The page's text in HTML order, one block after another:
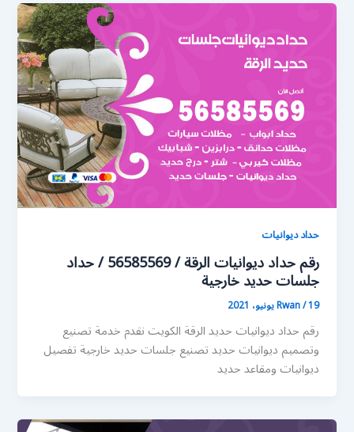
حداد ديوانيات
رقم حداد ديوانيات الرقة / 56585569 / حداد
جلسات حديد خارجية
Rwan/19 يونيو، 2021
رقم حداد ديوانيات حديد الرقة الكويت نقدم خدمة تصنيع
وتصميم ديوانيات حديد تصنيع جلسات حديد خارجية تفصيل
ديوانيات ومقاعد حديد